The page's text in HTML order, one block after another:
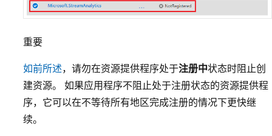
重要
如前所述，请勿在资源提供程序处于注册中状态时阻止创
建资源。 如果应用程序不阻止处于注册状态的资源提供程
序，它可以在不等待所有地区完成注册的情况下更快继
续。